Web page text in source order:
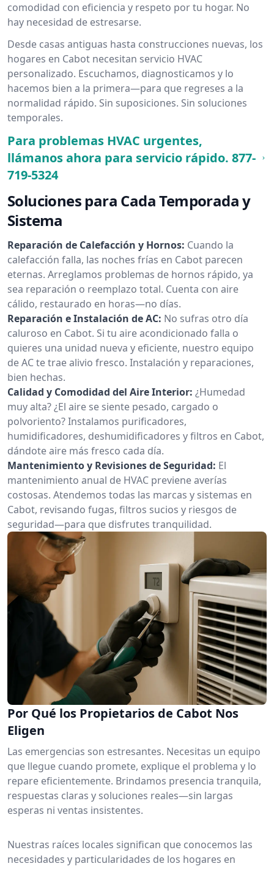
comodidad con eficiencia y respeto por tu hogar. No
hay necesidad de estresarse.
Desde casas antiguas hasta construcciones nuevas, los
hogares en Cabot necesitan servicio HVAC
personalizado. Escuchamos, diagnosticamos y lo
hacemos bien a la primera—para que regreses a la
normalidad rápido. Sin suposiciones. Sin soluciones
temporales.
Para problemas HVAC urgentes,
llámanos ahora para servicio rápido. 877-
719-5324
Soluciones para Cada Temporada y
Sistema
Reparación de Calefacción y Hornos: Cuando la
calefacción falla, las noches frías en Cabot parecen
eternas. Arreglamos problemas de hornos rápido, ya
sea reparación o reemplazo total. Cuenta con aire
cálido, restaurado en horas—no días.
Reparación e Instalación de AC: No sufras otro día
caluroso en Cabot. Si tu aire acondicionado falla o
quieres una unidad nueva y eficiente, nuestro equipo
de AC te trae alivio fresco. Instalación y reparaciones,
bien hechas.
Calidad y Comodidad del Aire Interior: ¿Humedad
muy alta? ¿El aire se siente pesado, cargado o
polvoriento? Instalamos purificadores,
humidificadores, deshumidificadores y filtros en Cabot,
dándote aire más fresco cada día.
Mantenimiento y Revisiones de Seguridad: El
mantenimiento anual de HVAC previene averías
costosas. Atendemos todas las marcas y sistemas en
Cabot, revisando fugas, filtros sucios y riesgos de
seguridad—para que disfrutes tranquilidad.
Por Qué los Propietarios de Cabot Nos
Eligen
Las emergencias son estresantes. Necesitas un equipo
que llegue cuando promete, explique el problema y lo
repare eficientemente. Brindamos presencia tranquila,
respuestas claras y soluciones reales—sin largas
esperas ni ventas insistentes.
Nuestras raíces locales significan que conocemos las
necesidades y particularidades de los hogares en